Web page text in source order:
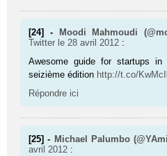
[24] - Moodi Mahmoudi
Twitter le 28 avril 2012 :
Awesome guide for startups in
seizième édition http://t.co/
Répondre ici
[25] - Michael Palumbo
avril 2012 :